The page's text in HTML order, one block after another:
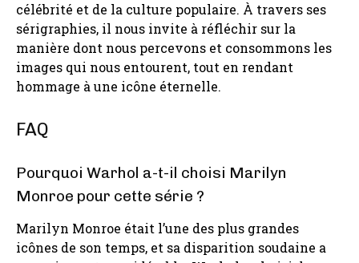
célébrité et de la culture populaire. À travers ses
sérigraphies, il nous invite à réfléchir sur la
manière dont nous percevons et consommons les
images qui nous entourent, tout en rendant
hommage à une icône éternelle.
FAQ
Pourquoi Warhol a-t-il choisi Marilyn
Monroe pour cette série ?
Marilyn Monroe était l’une des plus grandes
icônes de son temps, et sa disparition soudaine a